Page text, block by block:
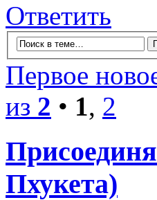
Ответить
Первое
из 2 • 1, 2
Пхукета)